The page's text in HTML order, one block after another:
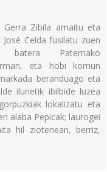
Gerra Zibila amaitu eta
Celda fusilatu zuen
Paternako
eta hobi komun
beranduago eta
ilunetik ibilbide luzea
lokalizatu eta
alaba Pepicak; laurogei
hil ziotenean, berriz,